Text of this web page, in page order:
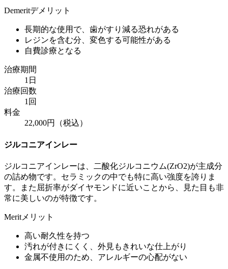
Demeritデメリット
長期的な使用で、歯がすり減る恐れがある
レジンを含む分、変色する可能性がある
自費診療となる
治療期間
1日
治療回数
1回
料金
22,000円（税込）
ジルコニアインレー
ジルコニアインレーは、二酸化ジルコニウム(ZrO2)が主成分
の詰め物です。セラミックの中でも特に高い強度を誇りま
す。また屈折率がダイヤモンドに近いことから、見た目も非
常に美しいのが特徴です。
Merit メリット
高い耐久性を持つ
汚れが付きにくく、外見もきれいな仕上がり
金属不使用のため、アレルギーの心配がない